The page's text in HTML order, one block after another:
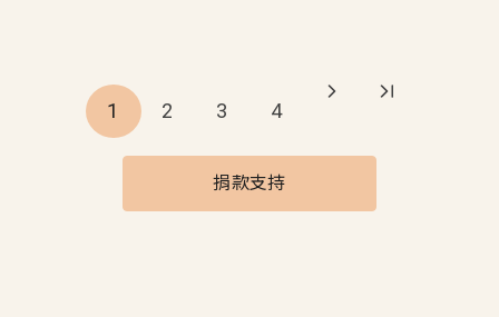
Pagination
1 2 3 4
捐款支持